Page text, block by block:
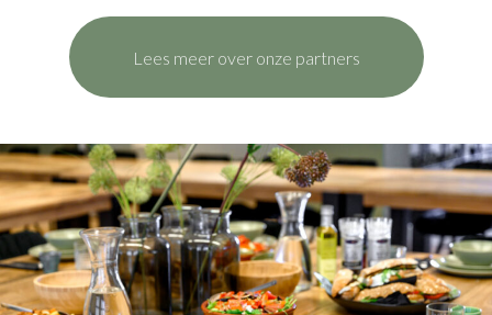
Lees meer over onze partners